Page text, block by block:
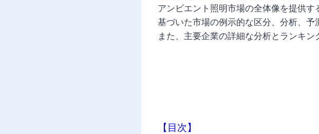
アンビエント照明市場の全体像を提供
基づいた市場の例示的な区分、分析、予
また、主要企業の詳細な分析とランキン
【目次】